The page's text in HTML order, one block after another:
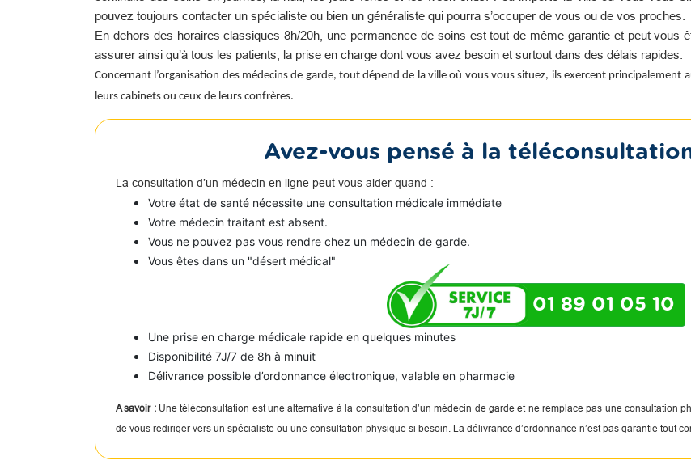
pouvez toujours contacter un spécialiste ou bien un généraliste qui pourra s’occuper de vous ou de vos proches.
En dehors des horaires classiques 8h/20h, une permanence de soins est tout de même garantie et peut vous
assurer ainsi qu’à tous les patients, la prise en charge dont vous avez besoin et surtout dans des délais rapides.
Concernant l’organisation des médecins de garde, tout dépend de la ville où vous vous situez, ils exercent principalement
leurs cabinets ou ceux de leurs confrères.
Avez-vous pensé à la
La consultation d’un médecin en ligne peut vous aider quand :
Votre état de santé nécessite une consultation médicale immédiate
Votre médecin traitant est absent.
Vous ne pouvez pas vous rendre chez un médecin de garde.
Vous êtes dans un "désert médical"
01 89 01 05 10
Une prise en charge médicale rapide en quelques minutes
Disponibilité 7J/7 de 8h à minuit
Délivrance possible d’ordonnance électronique, valable en pharmacie
A savoir :Une téléconsultation est une alternative à la consultation d’un médecin de garde et ne remplace pas une consultation
de vous rediriger vers un spécialiste ou une consultation physique si besoin. La délivrance d’ordonnance n’est pas garantie tout